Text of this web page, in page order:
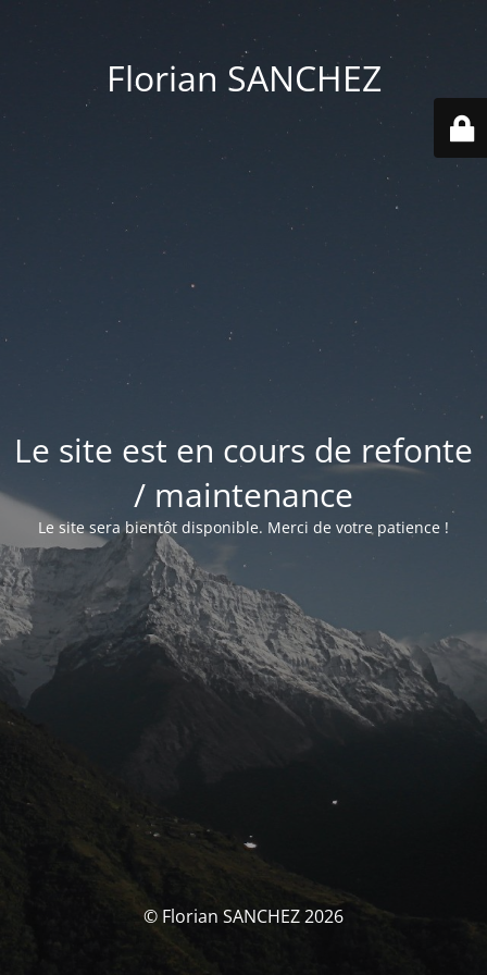
Florian SANCHEZ
Le site est en cours de refonte
/ maintenance
Le site sera bientôt disponible. Merci de votre patience !
© Florian SANCHEZ 2026